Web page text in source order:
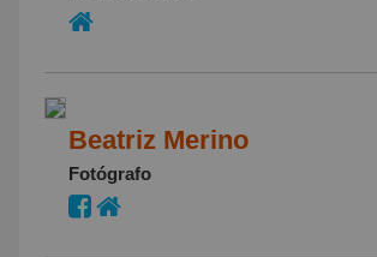
Beatriz Merino
Fotógrafo